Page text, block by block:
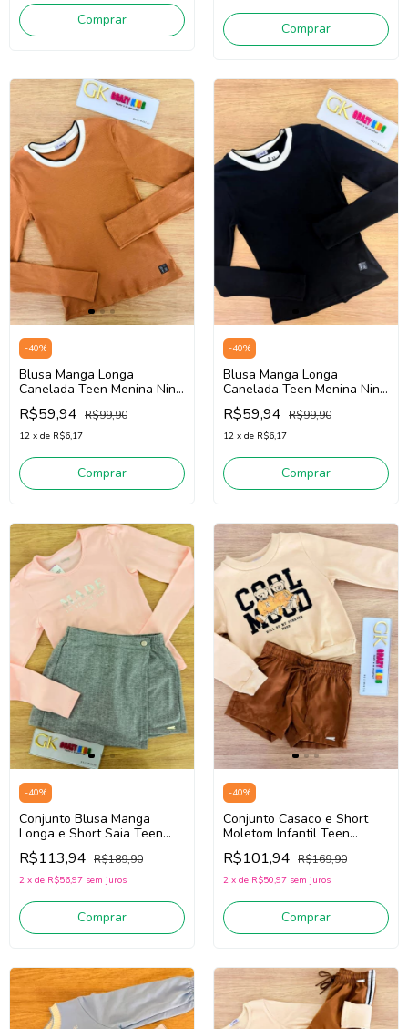
Comprar
Comprar
-40%
Blusa Manga Longa
Canelada Teen Menina Nina
Go! 2261011 (Bege Escuro)
R$59,94 R$99,90
12 x de R$6,17
Comprar
-40%
Blusa Manga Longa
Canelada Teen Menina Nina
Go! 2261011 (Preto)
R$59,94 R$99,90
12 x de R$6,17
Comprar
-40%
Conjunto Blusa Manga
Longa e Short Saia Teen
Nina Go! 2261025
(Rosa/Cinza)
R$113,94 R$189,90
2 x de R$56,97 sem juros
Comprar
-40%
Conjunto Casaco e Short
Moletom Infantil Teen
Menina Nina Go! 2261034
(Creme/Bege Escuro)
R$101,94 R$169,90
2 x de R$50,97 sem juros
Comprar